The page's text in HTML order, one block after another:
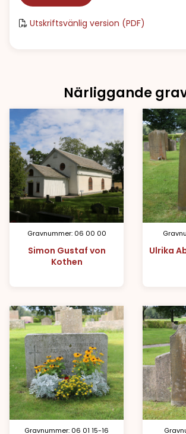
Utskriftsvänlig version (PDF)
Närliggande
Gravnummer: 06 00 00
Simon Gustaf von
Kothen
Ulrika
Gravnummer: 06 01 15-16